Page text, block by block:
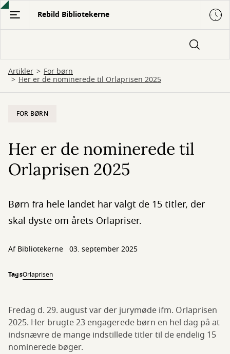
Gå
hovedindhold
Rebild Bibliotekerne
Artikler For børn
Her er de nominerede til Orlaprisen 2025
FOR BØRN
Her er de nominerede til
Orlaprisen 2025
Børn fra hele landet har valgt de 15 titler, der
skal dyste om årets Orlapriser.
Af Bibliotekerne 03. september 2025
TagsOrlaprisen
Fredag d. 29. august var der jurymøde ifm. Orlaprisen
2025. Her brugte 23 engagerede børn en hel dag på at
indsnævre de mange indstillede titler til de endelig 15
nominerede bøger.